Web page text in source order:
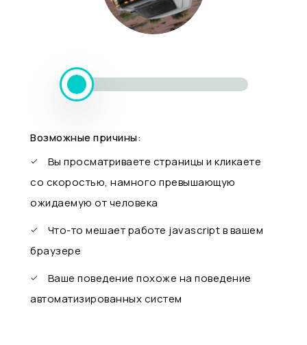
Возможные причины:
Вы просматриваете страницы и кликаете
со скоростью, намного превышающую
ожидаемую от человека
Что-то мешает работе javascript в вашем
браузере
Ваше поведение похоже на поведение
автоматизированных систем